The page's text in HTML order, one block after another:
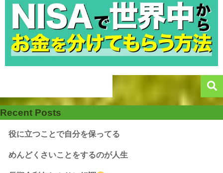
Recent Posts
役に立つことで自分を保ってる
めんどくさいことをするのが人生